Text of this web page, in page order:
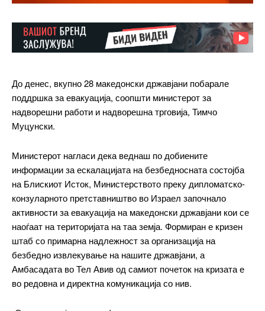
До денес, вкупно 28 македонски државјани побарале
поддршка за евакуација, соопшти министерот за
надворешни работи и надворешна трговија, Тимчо
Муцунски.
Министерот нагласи дека веднаш по добиените
информации за ескалацијата на безбедносната состојба
на Блискиот Исток, Министерството преку дипломатско-
конзуларното претставништво во Израел започнало
активности за евакуација на македонски државјани кои се
наоѓаат на територијата на таа земја. Формиран е кризен
штаб со примарна надлежност за организација на
безбедно извлекување на нашите државјани, а
Амбасадата во Тел Авив од самиот почеток на кризата е
во редовна и директна комуникација со нив.